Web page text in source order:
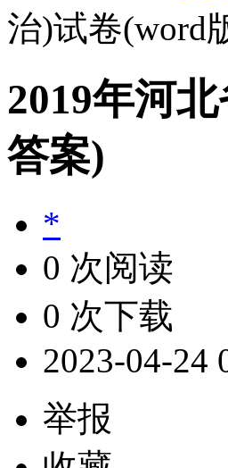
治)试卷(word
2019年河
答案)
*
0 次阅读
0 次下载
2023-04-24
举报